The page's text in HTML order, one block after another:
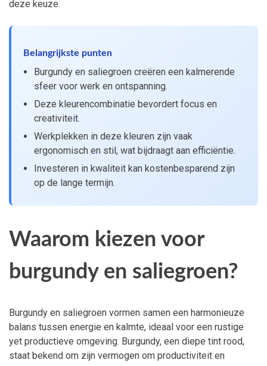
deze keuze.
Belangrijkste punten
Burgundy en saliegroen creëren een kalmerende
sfeer voor werk en ontspanning.
Deze kleurencombinatie bevordert focus en
creativiteit.
Werkplekken in deze kleuren zijn vaak
ergonomisch en stil, wat bijdraagt aan efficiëntie.
Investeren in kwaliteit kan kostenbesparend zijn
op de lange termijn.
Waarom kiezen voor
burgundy en saliegroen?
Burgundy en saliegroen vormen samen een harmonieuze
balans tussen energie en kalmte, ideaal voor een rustige
yet productieve omgeving. Burgundy, een diepe tint rood,
staat bekend om zijn vermogen om productiviteit en